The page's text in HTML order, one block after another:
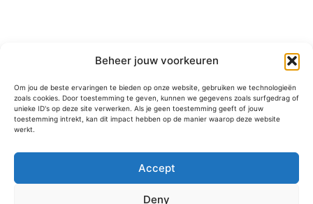
Beheer jouw voorkeuren
Om jou de beste ervaringen te bieden op onze website, gebruiken we technologieën
zoals cookies. Door toestemming te geven, kunnen we gegevens zoals surfgedrag of
unieke ID's op deze site verwerken. Als je geen toestemming geeft of jouw
toestemming intrekt, kan dit impact hebben op de manier waarop deze website
werkt.
Accept
Deny